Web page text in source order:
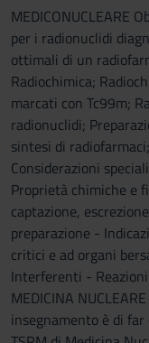
MEDICONUCLEARE
per i radionuclidi
ottimali di un
Radiochimica;
marcati con Tc99m;
radionuclidi;
sintesi di
Considerazioni
Proprietà chimiche e
captazione,
preparazione -
critici e ad organi
Interferenti - Reazioni
MEDICINA
insegnamento è di